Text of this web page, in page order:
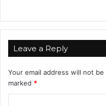
Leave a Reply
Your email address will not be
marked *